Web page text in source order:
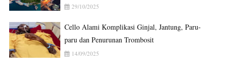
29/10/2025
Cello Alami Komplikasi Ginjal, Jantung, Paru-
paru dan Penurunan Trombosit
14/09/2025